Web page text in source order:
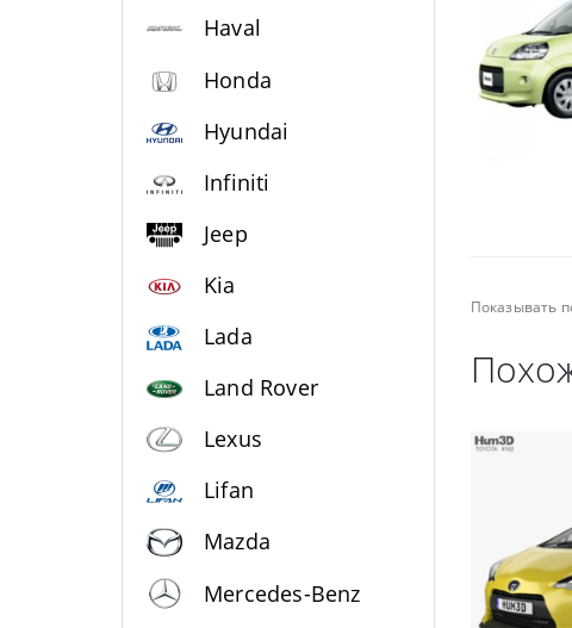
Показывать
Haval
Honda
Hyundai
Infiniti
Jeep
Kia
Lada
Land Rover
Lexus
Lifan
Mazda
Mercedes-Benz